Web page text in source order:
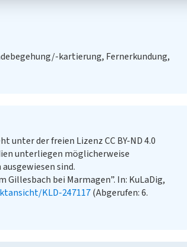
kartierung, Fernerkundung,
der freien Lizenz CC BY-ND 4.0
unterliegen möglicherweise
sind.
Gillesbach bei Marmagen”. In: KuLaDig,
KLD-247117(Abgerufen: 6.